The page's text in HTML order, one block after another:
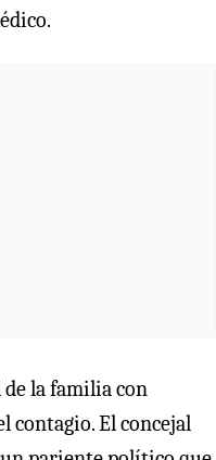
la familia con
contagio. El concejal